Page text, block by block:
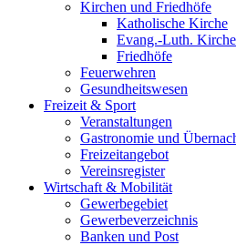
Kirchen und Friedhöfe
Katholische Kirche
Evang.-Luth.
Friedhöfe
Feuerwehren
Gesundheitswesen
Freizeit & Sport
Veranstaltungen
Gastronomie und
Freizeitangebot
Vereinsregister
Wirtschaft & Mobilität
Gewerbegebiet
Gewerbeverzeichnis
Banken und Post